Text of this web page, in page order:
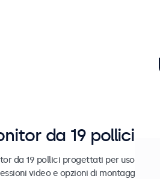
da 19 pollici
da 19 pollici progettati per uso
video e opzioni di montaggio